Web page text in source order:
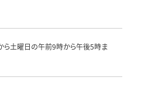
ら土曜日の午前9時から午後5時ま